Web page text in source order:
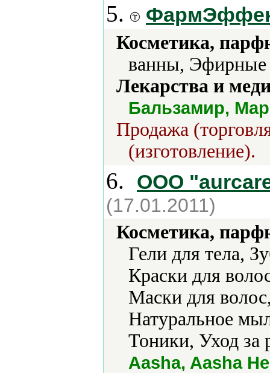
5.
Косметика,
ванны, Эфирные
Лекарства и
Бальзамир,
Продажа
(изготовление).
6. ООО
(17.01.2011)
Косметика,
Гели для тела,
Краски для
Маски для
Натуральное
Тоники, Уход
Aasha, Aasha